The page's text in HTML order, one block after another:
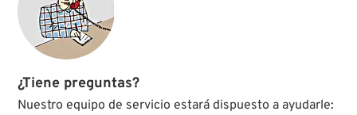
¿Tiene preguntas?
Nuestro equipo de servicio estará dispuesto a ayudarle: